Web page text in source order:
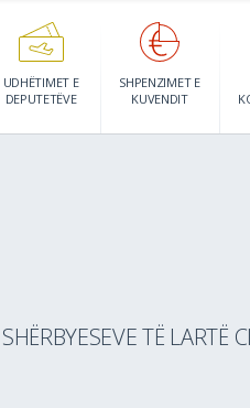
UDHËTIMET E
DEPUTETËVE
SHPENZIMET E
KUVENDIT
TË LARTË